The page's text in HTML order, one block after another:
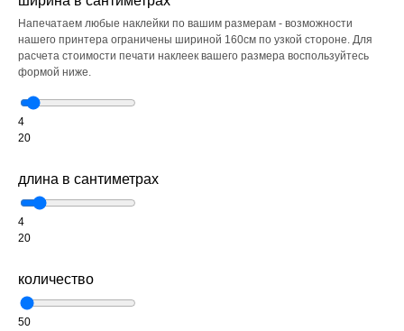
Напечатаем любые наклейки по вашим размерам - возможности
нашего принтера ограничены шириной 160см по узкой стороне. Для
расчета стоимости печати наклеек вашего размера воспользуйтесь
формой ниже.
4
20
длина в сантиметрах
4
20
количество
50